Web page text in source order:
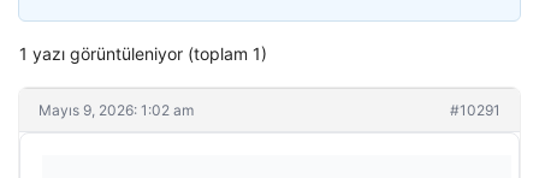
1 yazı görüntüleniyor (toplam 1)
Mayıs 9, 2026: 1:02 am #10291